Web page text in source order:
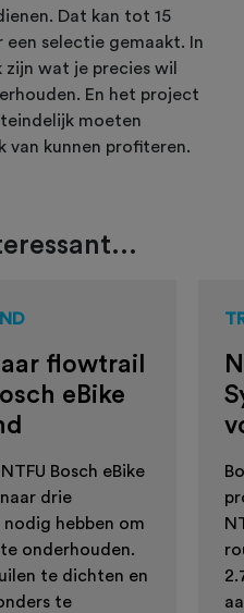
Dat kan tot 15
een selectie gemaakt. In
wat je precies wil
En het project
moeten
van kunnen profiteren.
flowtrail
eBike
Bosch eBike
drie
hebben om
onderhouden.
te dichten en
te